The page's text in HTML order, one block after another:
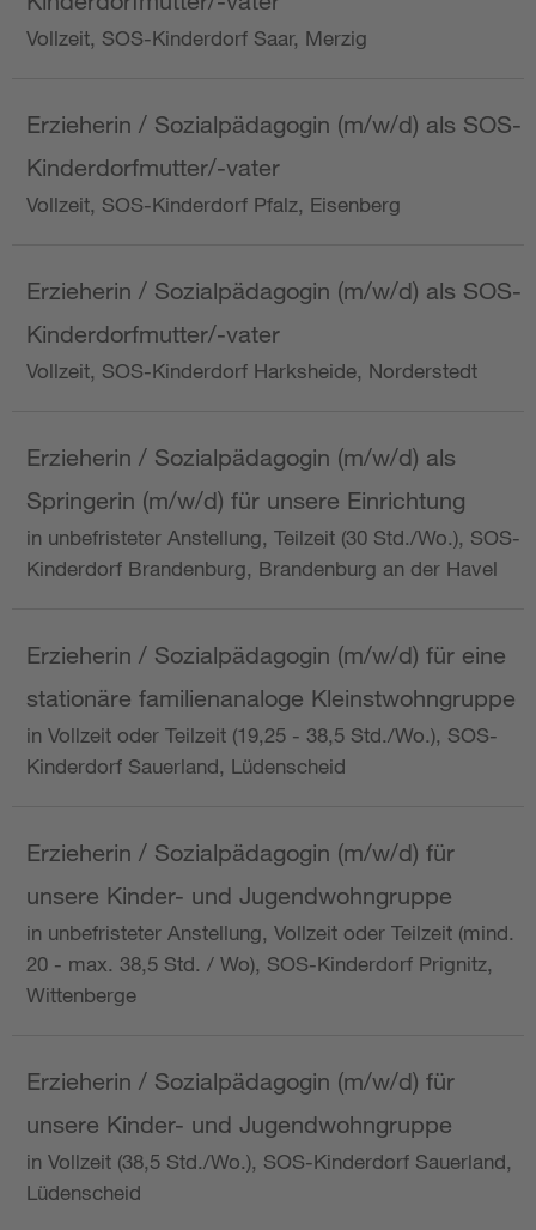
Vollzeit, SOS-Kinderdorf Saar, Merzig
Erzieherin / Sozialpädagogin (m/w/d) als SOS-
Kinderdorfmutter/-vater
Vollzeit, SOS-Kinderdorf Pfalz, Eisenberg
Erzieherin / Sozialpädagogin (m/w/d) als SOS-
Kinderdorfmutter/-vater
Vollzeit, SOS-Kinderdorf Harksheide, Norderstedt
Erzieherin / Sozialpädagogin (m/w/d) als
Springerin (m/w/d) für unsere Einrichtung
in unbefristeter Anstellung, Teilzeit (30 Std./Wo.), SOS-
Kinderdorf Brandenburg, Brandenburg an der Havel
Erzieherin / Sozialpädagogin (m/w/d) für eine
stationäre familienanaloge Kleinstwohngruppe
in Vollzeit oder Teilzeit (19,25 - 38,5 Std./Wo.), SOS-
Kinderdorf Sauerland, Lüdenscheid
Erzieherin / Sozialpädagogin (m/w/d) für
unsere Kinder- und Jugendwohngruppe
in unbefristeter Anstellung, Vollzeit oder Teilzeit (mind.
20 - max. 38,5 Std. / Wo), SOS-Kinderdorf Prignitz,
Wittenberge
Erzieherin / Sozialpädagogin (m/w/d) für
unsere Kinder- und Jugendwohngruppe
in Vollzeit (38,5 Std./Wo.), SOS-Kinderdorf Sauerland,
Lüdenscheid